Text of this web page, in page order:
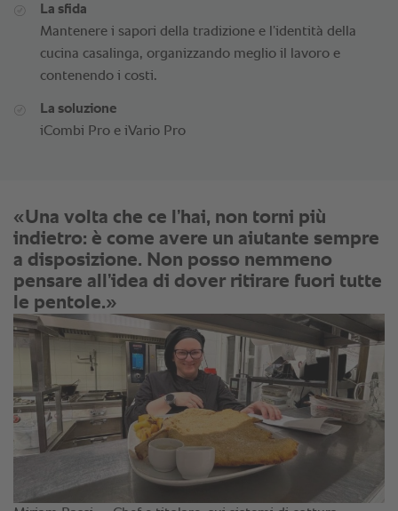
La sfida
Mantenere i sapori della tradizione e l’identità della
cucina casalinga, organizzando meglio il lavoro e
contenendo i costi.
La soluzione
iCombi Pro e iVario Pro